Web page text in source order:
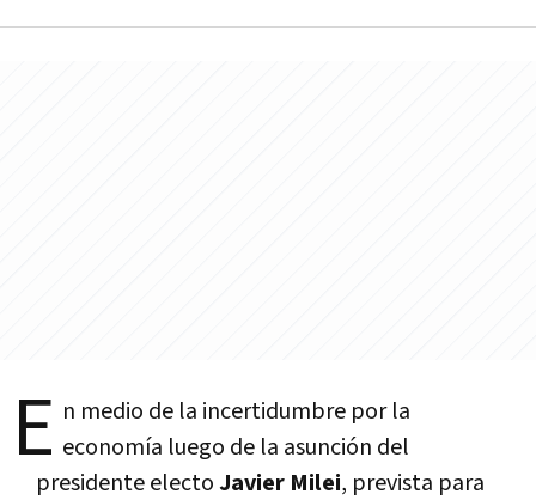
E n medio de la incertidumbre por la
economía luego de la asunción del
presidente electoJavier Milei, prevista para